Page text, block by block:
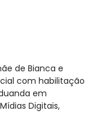
de Bianca e
com habilitação
em
Digitais,